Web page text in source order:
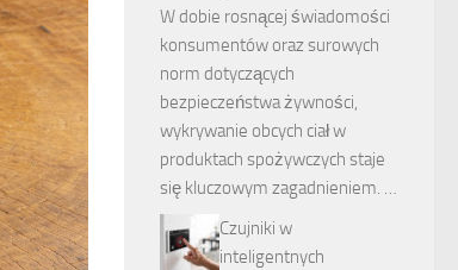
W dobie rosnącej świadomości
konsumentów oraz surowych
norm dotyczących
bezpieczeństwa żywności,
wykrywanie obcych ciał w
produktach spożywczych staje
się kluczowym zagadnieniem. …
Czujniki w
inteligentnych